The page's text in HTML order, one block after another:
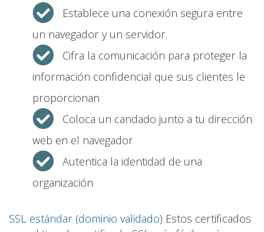
Establece una conexión segura entre
un navegador y un servidor.
Cifra la comunicación para proteger la
información confidencial que sus clientes le
proporcionan
Coloca un candado junto a tu dirección
web en el navegador
Autentica la identidad de una
organización
SSL estándar (dominio validado) Estos certificados